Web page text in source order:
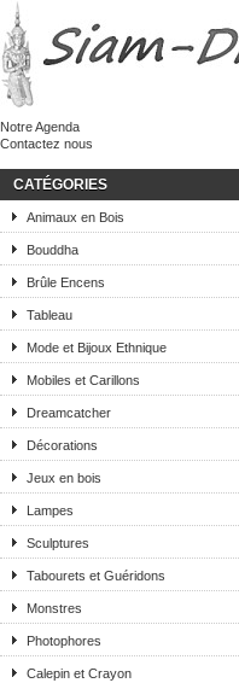
Notre Agenda
Contactez nous
CATÉGORIES
Animaux en Bois
Bouddha
Brûle Encens
Tableau
Mode et Bijoux Ethnique
Mobiles et Carillons
Dreamcatcher
Décorations
Jeux en bois
Lampes
Sculptures
Tabourets et Guéridons
Monstres
Photophores
Calepin et Crayon